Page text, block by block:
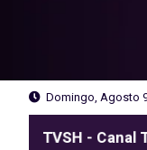
Domingo, Agosto
TVSH - Canal
em Matosinhos